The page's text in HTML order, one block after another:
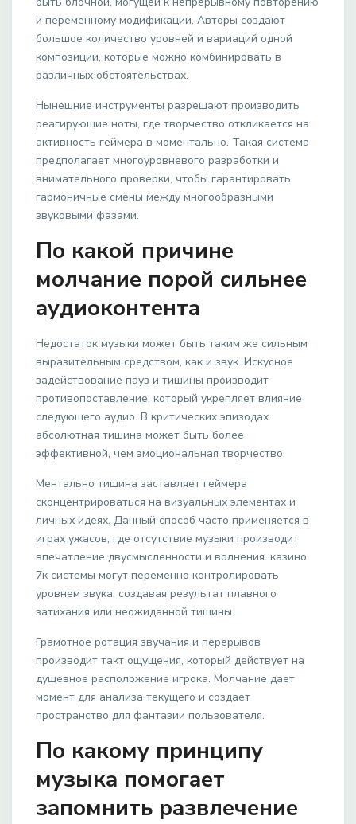
и переменному модификации. Авторы создают
большое количество уровней и вариаций одной
композиции, которые можно комбинировать в
различных обстоятельствах.
Нынешние инструменты разрешают производить
реагирующие ноты, где творчество откликается на
активность геймера в моментально. Такая система
предполагает многоуровневого разработки и
внимательного проверки, чтобы гарантировать
гармоничные смены между многообразными
звуковыми фазами.
По какой причине
молчание порой сильнее
аудиоконтента
Недостаток музыки может быть таким же сильным
выразительным средством, как и звук. Искусное
задействование пауз и тишины производит
противопоставление, который укрепляет влияние
следующего аудио. В критических эпизодах
абсолютная тишина может быть более
эффективной, чем эмоциональная творчество.
Ментально тишина заставляет геймера
сконцентрироваться на визуальных элементах и
личных идеях. Данный способ часто применяется в
играх ужасов, где отсутствие музыки производит
впечатление двусмысленности и волнения. казино
7к системы могут переменно контролировать
уровнем звука, создавая результат плавного
затихания или неожиданной тишины.
Грамотное ротация звучания и перерывов
производит такт ощущения, который действует на
душевное расположение игрока. Молчание дает
момент для анализа текущего и создает
пространство для фантазии пользователя.
По какому принципу
музыка помогает
запомнить развлечение